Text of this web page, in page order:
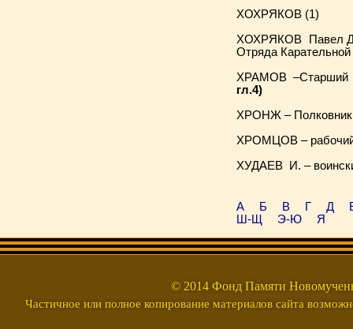
ХОХРЯКОВ (1)
ХОХРЯКОВ Павел
Отряда
ХРАМОВ –Старший
гл.4)
ХРОНЖ – Полковник,
ХРОМЦОВ – рабочий
ХУДАЕВ И. –
А Б В Г Д
Ш-Щ
Э-Ю Я
© 2014 Фонд Памяти
Частичное или полное копирование материалов сайта